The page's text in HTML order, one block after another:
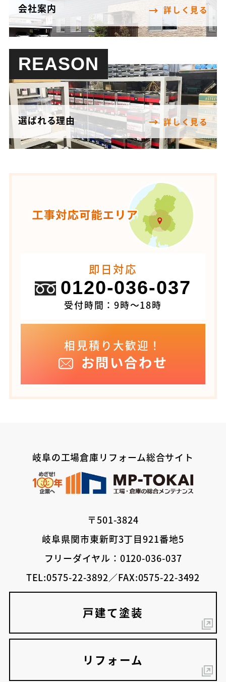
会社案内 詳しく見る
REASON
選ばれる理由 詳しく見る
即日対応
0120-036-037
受付時間：9時～18時
相見積り大歓迎！
お問い合わせ
岐阜の工場倉庫リフォーム総合サイト
〒501-3824
岐阜県関市東新町3丁目921番地5
フリーダイヤル：0120-036-037
TEL:0575-22-3892／FAX:0575-22-3492
戸建て塗装
リフォーム